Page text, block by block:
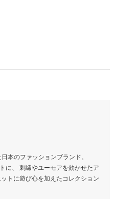
す本のファッションブランド。
に、 刺繍やユーモアを効かせたア
トに遊び心を加えたコレクション